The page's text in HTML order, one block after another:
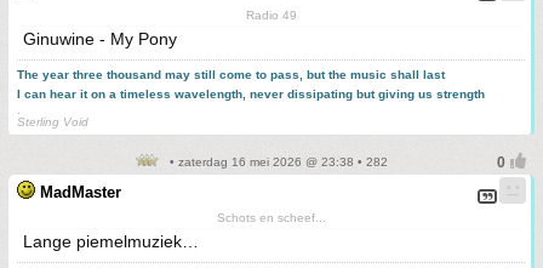
Radio 49
Ginuwine - My Pony
The year three thousand may still come to pass, but the music shall last
I can hear it on a timeless wavelength, never dissipating but giving us strength
Sterling Void
• zaterdag 16 mei 2026 @ 23:38 • 282
MadMaster
Schots en scheef...
Lange piemelmuziek…